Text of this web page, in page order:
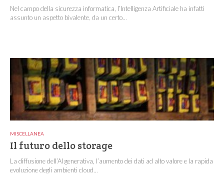
Nel campo della sicurezza informatica, l’Intelligenza Artificiale ha infatti
assunto un aspetto bivalente, da un certo...
MISCELLANEA
Il futuro dello storage
La diffusione dell’AI generativa, l’aumento dei dati ad alto valore e la rapida
evoluzione degli ambienti cloud...